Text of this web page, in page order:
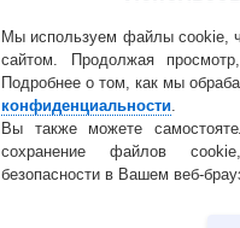
Мы используем файлы cookie,
сайтом. Продолжая
Подробнее о том, как мы
конфиденциальности
Вы также можете
сохранение файлов
безопасности в Вашем веб-